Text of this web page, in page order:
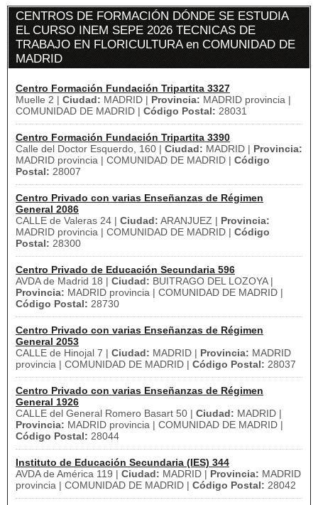
CENTROS DE FORMACIÓN DÓNDE SE ESTUDIA
EL CURSO INEM SEPE 2026 TECNICAS DE
TRABAJO EN FLORICULTURA en COMUNIDAD DE
MADRID
Centro Formación Fundación Tripartita 3327
Muelle 2 | Ciudad: MADRID | Provincia: MADRID provincia |
COMUNIDAD DE MADRID | Código Postal: 28031
Centro Formación Fundación Tripartita 3390
Calle del Doctor Esquerdo, 160 | Ciudad: MADRID | Provincia:
MADRID provincia | COMUNIDAD DE MADRID | Código
Postal: 28007
Centro Privado con varias Enseñanzas de Régimen
General 2086
CALLE de Valeras 24 | Ciudad: ARANJUEZ | Provincia:
MADRID provincia | COMUNIDAD DE MADRID | Código
Postal: 28300
Centro Privado de Educación Secundaria 596
AVDA de Madrid 18 | Ciudad: BUITRAGO DEL LOZOYA |
Provincia: MADRID provincia | COMUNIDAD DE MADRID |
Código Postal: 28730
Centro Privado con varias Enseñanzas de Régimen
General 2053
CALLE de Hinojal 7 | Ciudad: MADRID | Provincia: MADRID
provincia | COMUNIDAD DE MADRID | Código Postal: 28037
Centro Privado con varias Enseñanzas de Régimen
General 1926
CALLE del General Romero Basart 50 | Ciudad: MADRID |
Provincia: MADRID provincia | COMUNIDAD DE MADRID |
Código Postal: 28044
Instituto de Educación Secundaria (IES) 344
AVDA de América 119 | Ciudad: MADRID | Provincia: MADRID
provincia | COMUNIDAD DE MADRID | Código Postal: 28042